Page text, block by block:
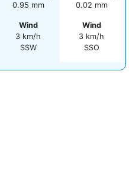
0.95 mm
Wind
3 km/h
SSW
0.02 mm
Wind
3 km/h
SSO